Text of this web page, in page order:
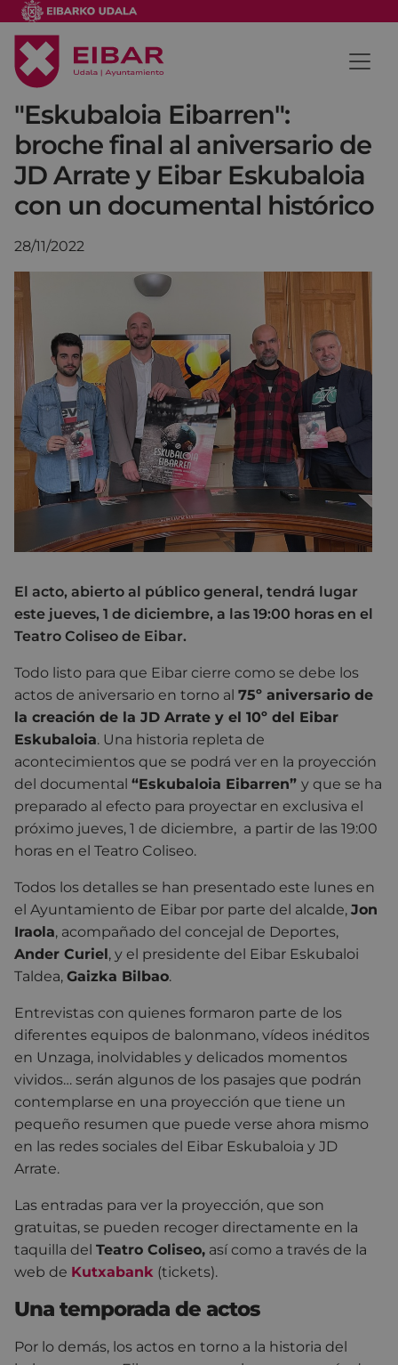
"Eskubaloia Eibarren":
broche final al aniversario de
JD Arrate y Eibar Eskubaloia
con un documental histórico
28/11/2022
El acto, abierto al público general, tendrá lugar
este jueves, 1 de diciembre, a las 19:00 horas en el
Teatro Coliseo de Eibar.
Todo listo para que Eibar cierre como se debe los
actos de aniversario en torno al 75º aniversario de
la creación de la JD Arrate y el 10º del Eibar
Eskubaloia. Una historia repleta de
acontecimientos que se podrá ver en la proyección
del documental “Eskubaloia Eibarren” y que se ha
preparado al efecto para proyectar en exclusiva el
próximo jueves, 1 de diciembre, a partir de las 19:00
horas en el Teatro Coliseo.
Todos los detalles se han presentado este lunes en
el Ayuntamiento de Eibar por parte del alcalde, Jon
Iraola, acompañado del concejal de Deportes,
Ander Curiel, y el presidente del Eibar Eskubaloi
Taldea, Gaizka Bilbao.
Entrevistas con quienes formaron parte de los
diferentes equipos de balonmano, vídeos inéditos
en Unzaga, inolvidables y delicados momentos
vividos… serán algunos de los pasajes que podrán
contemplarse en una proyección que tiene un
pequeño resumen que puede verse ahora mismo
en las redes sociales del Eibar Eskubaloia y JD
Arrate.
Las entradas para ver la proyección, que son
gratuitas, se pueden recoger directamente en la
taquilla del Teatro Coliseo, así como a través de la
web de Kutxabank (tickets).
Una temporada de actos
Por lo demás, los actos en torno a la historia del